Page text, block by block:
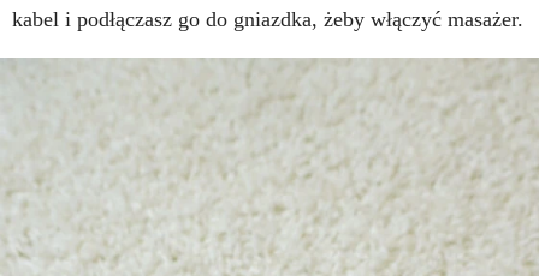
kabel i podłączasz go do gniazdka, żeby włączyć masażer.